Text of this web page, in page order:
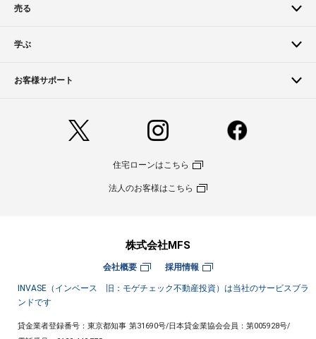
売る
学ぶ
お客様サポート
住宅ローンはこちら
法人のお客様はこちら
株式会社MFS
会社概要 採用情報
INVASE（インベース 旧：モゲチェック不動産投資）は当社のサービスブラ
ンドです
貸金業者登録番号：東京都知事 第31690号/日本貸金業協会会員：第005928号/